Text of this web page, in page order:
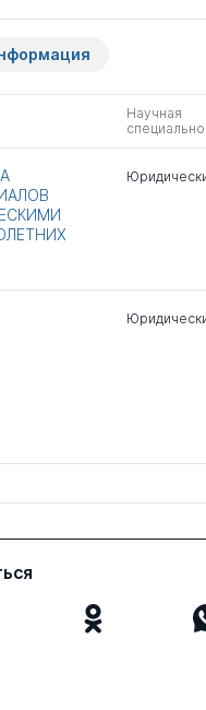
Научная